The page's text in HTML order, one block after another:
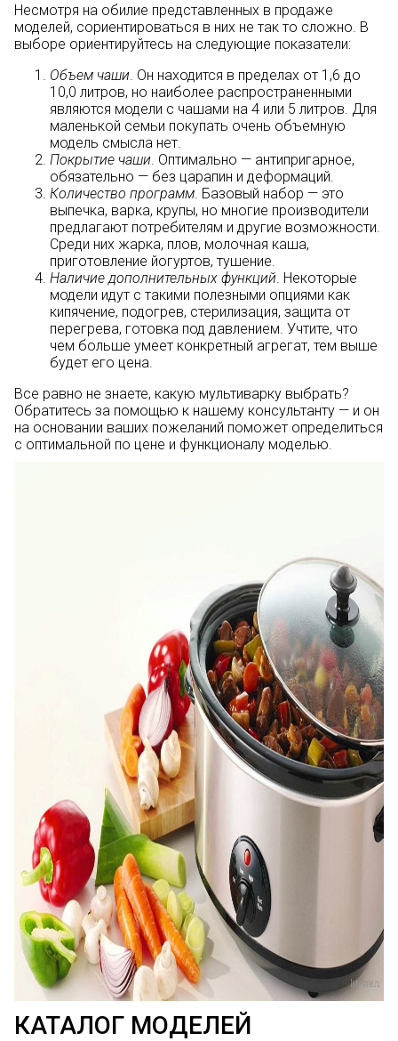
Несмотря на обилие представленных в продаже
моделей, сориентироваться в них не так то сложно. В
выборе ориентируйтесь на следующие показатели:
Объем чаши . Он находится в пределах от 1,6 до
10,0 литров, но наиболее распространенными
являются модели с чашами на 4 или 5 литров. Для
маленькой семьи покупать очень объемную
модель смысла нет.
Покрытие чаши . Оптимально — антипригарное,
обязательно — без царапин и деформаций.
Количество программ . Базовый набор — это
выпечка, варка, крупы, но многие производители
предлагают потребителям и другие возможности.
Среди них жарка, плов, молочная каша,
приготовление йогуртов, тушение.
Наличие дополнительных функций . Некоторые
модели идут с такими полезными опциями как
кипячение, подогрев, стерилизация, защита от
перегрева, готовка под давлением. Учтите, что
чем больше умеет конкретный агрегат, тем выше
будет его цена.
Все равно не знаете, какую мультиварку выбрать?
Обратитесь за помощью к нашему консультанту — и он
на основании ваших пожеланий поможет определиться
с оптимальной по цене и функционалу моделью.
КАТАЛОГ МОДЕЛЕЙ